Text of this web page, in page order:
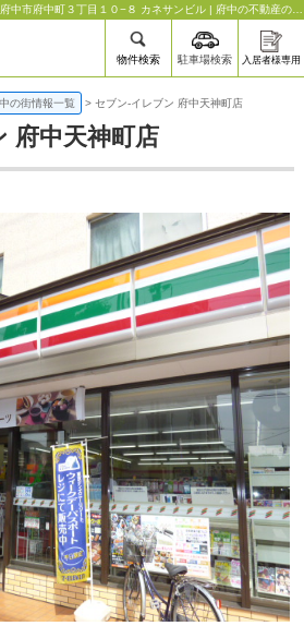
物件検索 駐車場検索 入居者様専用
の街情報一覧 > セブン-イレブン 府中天神町店
府中天神町店